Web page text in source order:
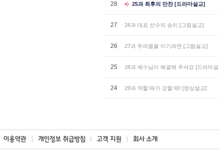
28 25과 최후의 만찬 [드라마설교]
27 26과 대표 선수의 승리 [그림설교]
26 27과 두려움을 이기려면 [그림설교]
25 28과 예수님이 해결해 주셔요 [드라마
24 29과 약할 때가 강할 때! [영상설교]